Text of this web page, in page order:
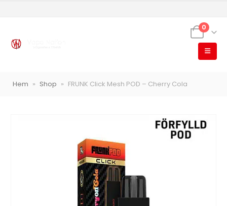
0
Hem » Shop » FRUNK Click Mesh POD – Cherry Cola
Populära engångsvapes Hjälp mig välja